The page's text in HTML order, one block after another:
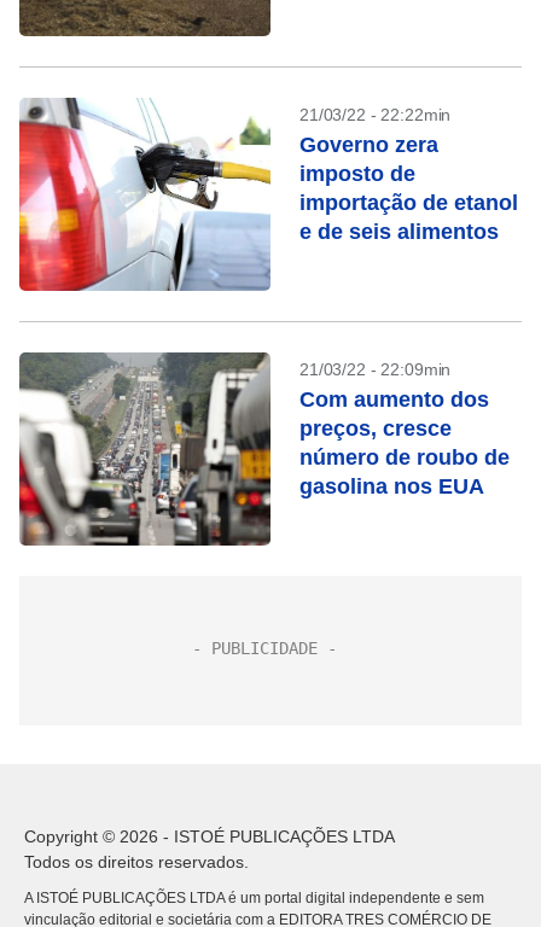
21/03/22 - 22:22min
Governo zera
imposto de
importação de etanol
e de seis alimentos
21/03/22 - 22:09min
Com aumento dos
preços, cresce
número de roubo de
gasolina nos EUA
Copyright © 2026 - ISTOÉ PUBLICAÇÕES LTDA
Todos os direitos reservados.
A ISTOÉ PUBLICAÇÕES LTDA é um portal digital independente e sem
vinculação editorial e societária com a EDITORA TRES COMÉRCIO DE